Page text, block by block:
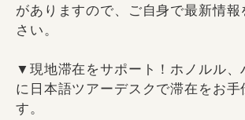
がありますので、ご自身で最新情報
さい。
▼現地滞在をサポート！ホノルル、
に日本語ツアーデスクで滞在をお手
す。